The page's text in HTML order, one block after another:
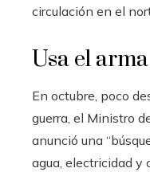
circulación en el
Usa el
En octubre, poco
guerra, el Ministro
anunció una
agua, electricidad y